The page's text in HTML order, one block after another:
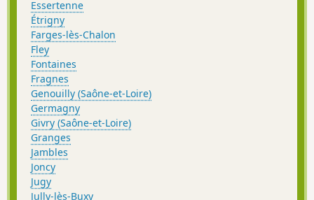
Essertenne
Étrigny
Farges-lès-Chalon
Fley
Fontaines
Fragnes
Genouilly (Saône-et-Loire)
Germagny
Givry (Saône-et-Loire)
Granges
Jambles
Joncy
Jugy
Jully-lès-Buxy